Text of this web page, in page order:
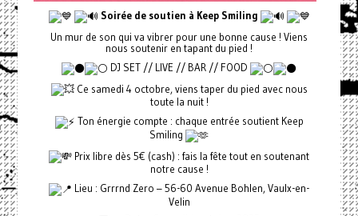
Soirée de soutien à Keep Smiling
Un mur de son qui va vibrer pour une bonne cause ! Viens
nous soutenir en tapant du pied !
DJ SET // LIVE // BAR // FOOD
Ce samedi 4 octobre, viens taper du pied avec nous
toute la nuit !
Ton énergie compte : chaque entrée soutient Keep
Smiling
Prix libre dès 5€ (cash) : fais la fête tout en soutenant
notre cause !
Lieu : Grrrnd Zero – 56-60 Avenue Bohlen, Vaulx-en-
Velin